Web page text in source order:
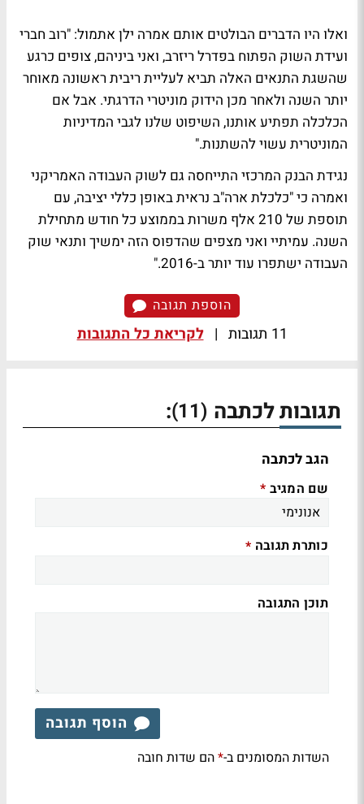
ואלו היו הדברים הבולטים אותם אמרה ילן אתמול: "רוב חברי
ועידת השוק הפתוח בפדרל ריזרב, ואני ביניהם, צופים כרגע
שהשגת התנאים האלה תביא לעליית ריבית ראשונה מאוחר
יותר השנה ולאחר מכן הידוק מוניטרי הדרגתי. אבל אם
הכלכלה תפתיע אותנו, השיפוט שלנו לגבי המדיניות
המוניטרית עשוי להשתנות."
נגידת הבנק המרכזי התייחסה גם לשוק העבודה האמריקני
ואמרה כי "כלכלת ארה"ב נראית באופן כללי יציבה, עם
תוספת של 210 אלף משרות בממוצע כל חודש מתחילת
השנה. עמיתיי ואני מצפים שהדפוס הזה ימשיך ותנאי שוק
העבודה ישתפרו עוד יותר ב-2016."
הוספת תגובה
11 תגובות | לקריאת כל התגובות
תגובות לכתבה (11)
:
הגב לכתבה
שם המגיב *
כותרת תגובה *
תוכן התגובה
הוסף תגובה
השדות המסומנים ב-*הם שדות חובה